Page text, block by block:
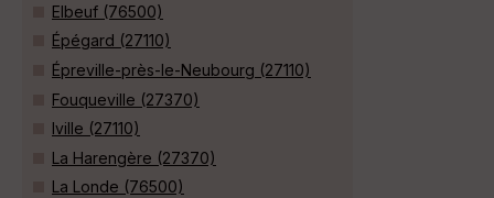
Elbeuf (76500)
Épégard (27110)
Épreville-près-le-Neubourg (27110)
Fouqueville (27370)
Iville (27110)
La Harengère (27370)
La Londe (76500)